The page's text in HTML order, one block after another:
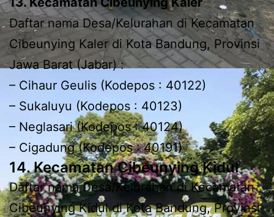
Daftar nama Desa/Kelurahan di Kecamatan
Cibeunying Kaler di Kota Bandung, Provinsi
Jawa Barat (Jabar) :
– Cihaur Geulis (Kodepos : 40122)
– Sukaluyu (Kodepos : 40123)
– Neglasari (Kodepos : 40124)
– Cigadung (Kodepos : 40191)
14. Kecamatan Cibeunying Kidul
Daftar nama Desa/Kelurahan di Kecamatan
Cibeunying Kidul di Kota Bandung, Provinsi